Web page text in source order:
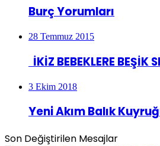
Burç Yorumları
28 Temmuz 2015
İKİZ BEBEKLERE BEŞİK
3 Ekim 2018
Yeni Akım Balık
Son Değiştirilen Mesajlar